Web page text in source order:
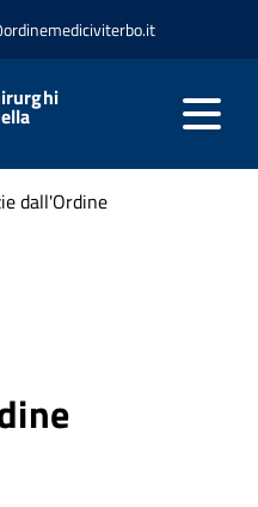
dall'Ordine